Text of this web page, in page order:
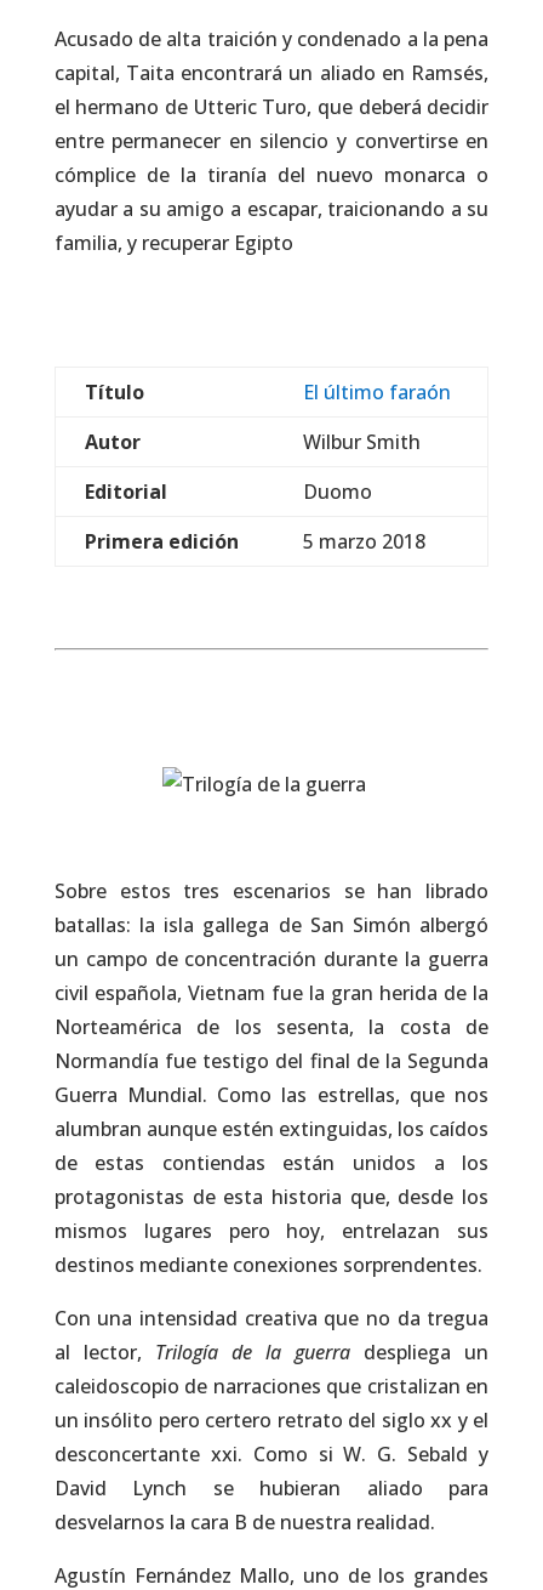
Acusado de alta traición y condenado a la pena
capital, Taita encontrará un aliado en Ramsés,
el hermano de Utteric Turo, que deberá decidir
entre permanecer en silencio y convertirse en
cómplice de la tiranía del nuevo monarca o
ayudar a su amigo a escapar, traicionando a su
familia, y recuperar Egipto
Título
El último faraón
Autor
Wilbur Smith
Editorial
Duomo
Primera edición
5 marzo 2018
Sobre estos tres escenarios se han librado
batallas: la isla gallega de San Simón albergó
un campo de concentración durante la guerra
civil española, Vietnam fue la gran herida de la
Norteamérica de los sesenta, la costa de
Normandía fue testigo del final de la Segunda
Guerra Mundial. Como las estrellas, que nos
alumbran aunque estén extinguidas, los caídos
de estas contiendas están unidos a los
protagonistas de esta historia que, desde los
mismos lugares pero hoy, entrelazan sus
destinos mediante conexiones sorprendentes.
Con una intensidad creativa que no da tregua
al lector, Trilogía de la guerra despliega un
caleidoscopio de narraciones que cristalizan en
un insólito pero certero retrato del siglo xx y el
desconcertante xxi. Como si W. G. Sebald y
David Lynch se hubieran aliado para
desvelarnos la cara B de nuestra realidad.
Agustín Fernández Mallo, uno de los grandes